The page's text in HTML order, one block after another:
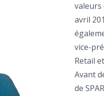
valeurs
avril
vice-
Retail
Avant
de